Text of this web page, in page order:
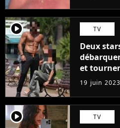
player2 TV
Deux
et
(exclu)
19 juin 2023
player2 TV